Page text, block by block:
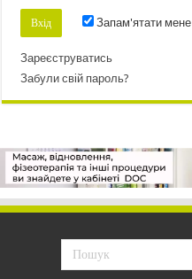
Запам'ятати мене
Зареєструватись
Забули свій пароль?